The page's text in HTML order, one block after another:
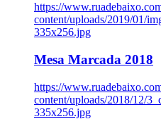
https://
content/uploads/2019/01/
335x256.jpg
Mesa Marcada 2018
https://
content/uploads/2018/12/
335x256.jpg